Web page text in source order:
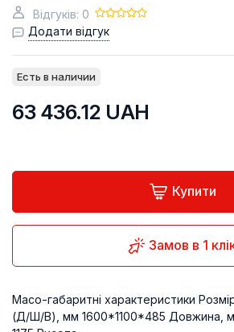
Відгуків: 0
Додати відгук
Есть в наличии
63 436.12 UAH
Купити
Замов в 1
Масо-габаритні характеристики
(Д/Ш/В), мм 1600*1100*485 Довжина,